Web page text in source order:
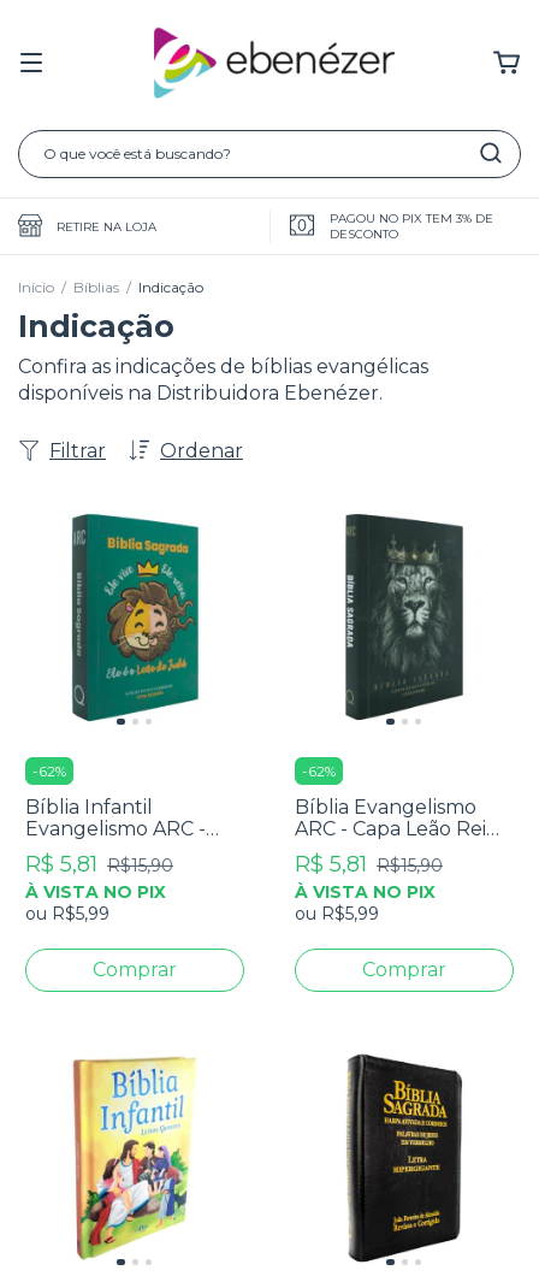
RETIRE NA LOJA
PAGOU NO PIX TEM 3% DE
DESCONTO
Início / Bíblias / Indicação
Indicação
Confira as indicações de bíblias evangélicas
disponíveis na Distribuidora Ebenézer.
Ordenar
Filtrar
-62%
Bíblia Infantil
Evangelismo ARC -
Capa Leão de Judá
R$ 5,81 R$15,90
À VISTA NO PIX
ou R$5,99
-62%
Bíblia Evangelismo
ARC - Capa Leão Rei
Dos Reis - Edição De
Bolso
R$ 5,81 R$15,90
À VISTA NO PIX
ou R$5,99